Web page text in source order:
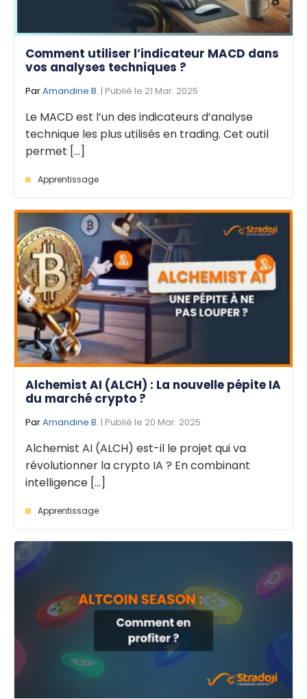
Comment utiliser l’indicateur MACD dans
vos analyses techniques ?
ParAmandine B. | Publié le 21 Mar. 2025
Le MACD est l’un des indicateurs d’analyse
technique les plus utilisés en trading. Cet outil
permet [...]
Apprentissage
Alchemist AI (ALCH) : La nouvelle pépite IA
du marché crypto ?
ParAmandine B. | Publié le 20 Mar. 2025
Alchemist AI (ALCH) est-il le projet qui va
révolutionner la crypto IA ? En combinant
intelligence [...]
Apprentissage